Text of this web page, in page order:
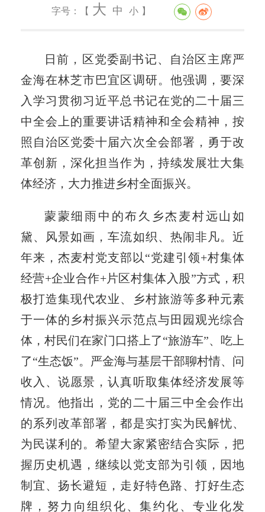
字号：【 大 中 小 】
日前，区党委副书记、自治区主席严
金海在林芝市巴宜区调研。他强调，要深
入学习贯彻习近平总书记在党的二十届三
中全会上的重要讲话精神和全会精神，按
照自治区党委十届六次全会部署，勇于改
革创新，深化担当作为，持续发展壮大集
体经济，大力推进乡村全面振兴。
蒙蒙细雨中的布久乡杰麦村远山如
黛、风景如画，车流如织、热闹非凡。近
年来，杰麦村党支部以“党建引领+村集体
经营+企业合作+片区村集体入股”方式，积
极打造集现代农业、乡村旅游等多种元素
于一体的乡村振兴示范点与田园观光综合
体，村民们在家门口搭上了“旅游车”、吃上
了“生态饭”。严金海与基层干部聊村情、问
收入、说愿景，认真听取集体经济发展等
情况。他指出，党的二十届三中全会作出
的系列改革部署，都是实打实为民解忧、
为民谋利的。希望大家紧密结合实际，把
握历史机遇，继续以党支部为引领，因地
制宜、扬长避短，走好特色路、打好生态
牌，努力向组织化、集约化、专业化发